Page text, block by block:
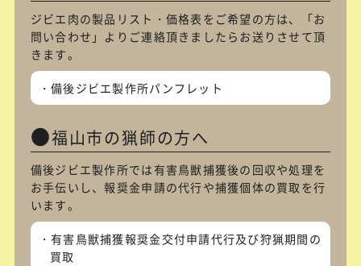
ジビエ肉の製品リスト・価格表をご希望の方は、「お
問い合わせ 」よりご連絡頂きましたらお送りさせて頂
きます。
備後ジビエ製作所パンフレット
福山市の猟師の方へ
備後ジビエ製作所では有害鳥獣捕獲後の回収や処理を
お手伝いし、報奨金申請の代行や捕獲個体の買取を行
います。
有害鳥獣捕獲報奨金交付申請代行及び狩猟期間の
買取